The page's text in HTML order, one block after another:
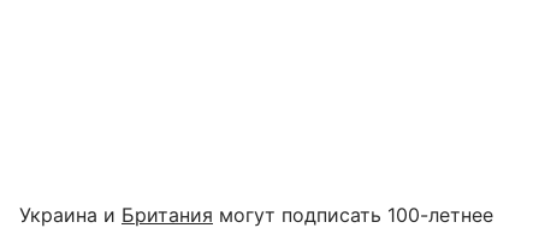
Украина и Британия могут подписать 100-летнее